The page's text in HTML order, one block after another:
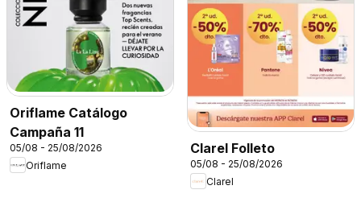
Oriflame Catálogo
Campaña 11
05/08 - 25/08/2026
Oriflame
Clarel Folleto
05/08 - 25/08/2026
Clarel